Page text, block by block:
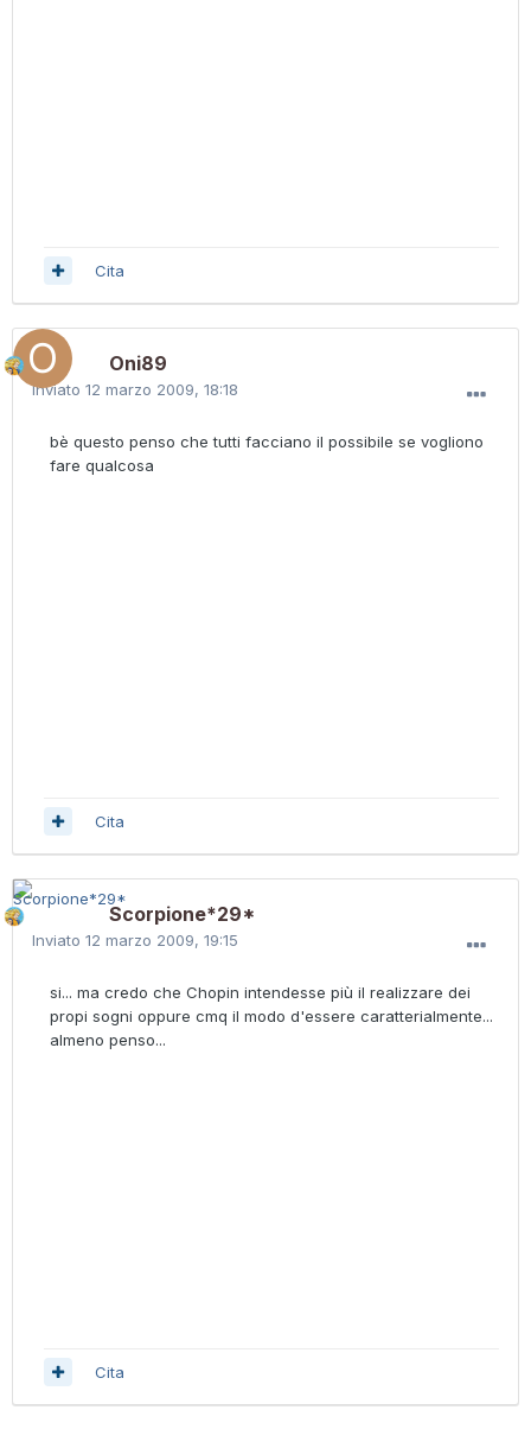
Cita
Oni89
Inviato 12 marzo 2009, 18:18
bè questo penso che tutti facciano il possibile se vogliono
fare qualcosa
Cita
Scorpione*29*
Inviato 12 marzo 2009, 19:15
si... ma credo che Chopin intendesse più il realizzare dei
propi sogni oppure cmq il modo d'essere caratterialmente...
almeno penso...
Cita